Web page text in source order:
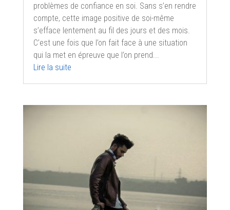
problèmes de confiance en soi. Sans s’en rendre
compte, cette image positive de soi-même
s’efface lentement au fil des jours et des mois.
C’est une fois que l’on fait face à une situation
qui la met en épreuve que l’on prend...
Lire la suite